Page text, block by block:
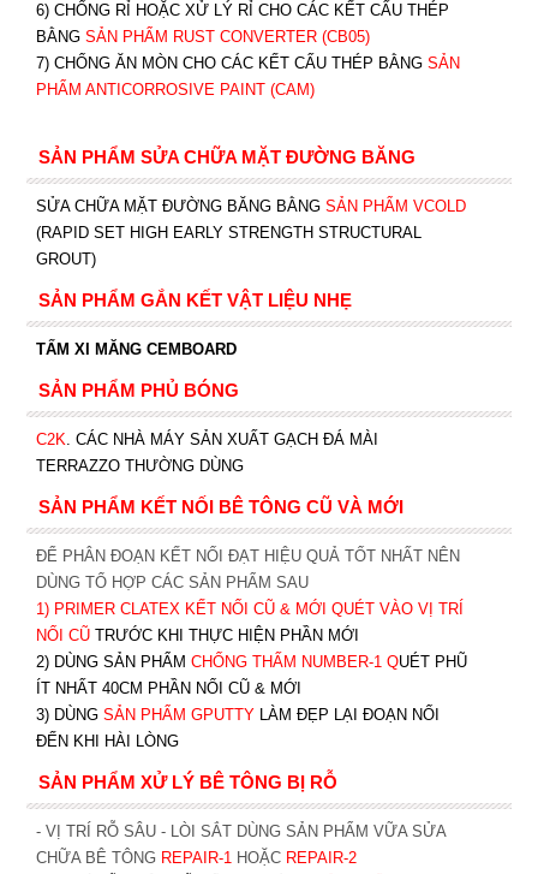
6) CHỐNG RỈ HOẶC XỬ LÝ RỈ CHO CÁC KẾT CẤU THÉP
BẰNG SẢN PHẨM RUST CONVERTER (CB05)
7) CHỐNG ĂN MÒN CHO CÁC KẾT CẤU THÉP BẰNG SẢN
PHẨM ANTICORROSIVE PAINT (CAM)
SẢN PHẨM SỬA CHỮA MẶT ĐƯỜNG BĂNG
SỬA CHỮA MẶT ĐƯỜNG BĂNG BẰNG SẢN PHẨM VCOLD
(RAPID SET HIGH EARLY STRENGTH STRUCTURAL
GROUT)
SẢN PHẨM GẮN KẾT VẬT LIỆU NHẸ
TẤM XI MĂNG CEMBOARD
SẢN PHẨM PHỦ BÓNG
C2K. CÁC NHÀ MÁY SẢN XUẤT GẠCH ĐÁ MÀI
TERRAZZO THƯỜNG DÙNG
SẢN PHẨM KẾT NỐI BÊ TÔNG CŨ VÀ MỚI
ĐỂ PHÂN ĐOẠN KẾT NỐI ĐẠT HIỆU QUẢ TỐT NHẤT NÊN
DÙNG TỔ HỢP CÁC SẢN PHẨM SAU
1) PRIMER CLATEX KẾT NỐI CŨ & MỚI QUÉT VÀO VỊ TRÍ
NỐI CŨ TRƯỚC KHI THỰC HIỆN PHẦN MỚI
2) DÙNG SẢN PHẨM CHỐNG THẤM NUMBER-1QUÉT PHŨ
ÍT NHẤT 40CM PHẦN NỐI CŨ & MỚI
3) DÙNG SẢN PHẨM GPUTTY LÀM ĐẸP LẠI ĐOẠN NỐI
ĐẾN KHI HÀI LÒNG
SẢN PHẨM XỬ LÝ BÊ TÔNG BỊ RỖ
- VỊ TRÍ RỖ SÂU - LÒI SẮT DÙNG SẢN PHẨM VỮA SỬA
CHỮA BÊ TÔNG REPAIR-1HOẶC REPAIR-2